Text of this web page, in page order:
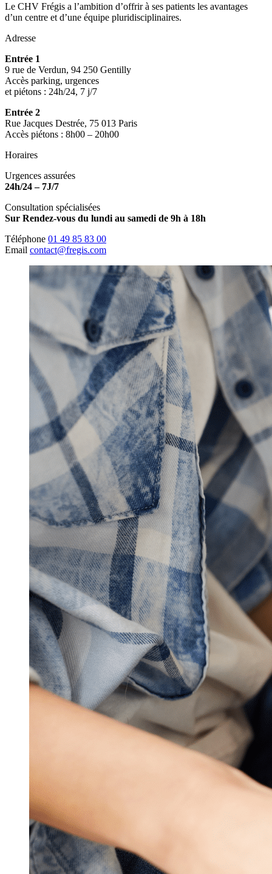
Le CHV Frégis a l’ambition d’offrir à ses patients les avantages
d’un centre et d’une équipe pluridisciplinaires.
Adresse
Entrée 1
9 rue de Verdun, 94 250 Gentilly
Accès parking, urgences
et piétons : 24h/24, 7 j/7
Entrée 2
Rue Jacques Destrée, 75 013 Paris
Accès piétons : 8h00 – 20h00
Horaires
Urgences assurées
24h/24 – 7J/7
Consultation spécialisées
Sur Rendez-vous du lundi au samedi de 9h à 18h
Téléphone 01 49 85 83 00
Email contact@fregis.com